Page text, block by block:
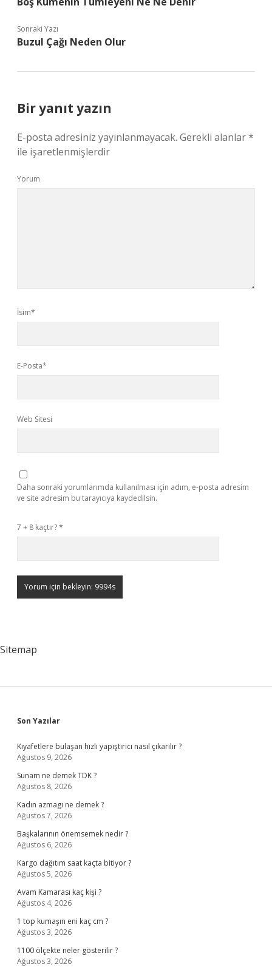
Sonraki Yazı
Buzul Çağı Neden Olur
Bir yanıt yazın
E-posta adresiniz yayınlanmayacak. Gerekli alanlar*
ile işaretlenmişlerdir
Yorum
İsim*
E-Posta*
Web Sitesi
Daha sonraki yorumlarımda kullanılması için adım, e-posta adresim
ve site adresim bu tarayıcıya kaydedilsin.
7 + 8 kaçtır?*
Sitemap
Sidebar
Son Yazılar
Kıyafetlere bulaşan hızlı yapıştırıcı nasıl çıkarılır ?
Ağustos 9, 2026
Sunam ne demek TDK ?
Ağustos 8, 2026
Kadın azmagı ne demek ?
Ağustos 7, 2026
Başkalarının önemsemek nedir ?
Ağustos 6, 2026
Kargo dağıtım saat kaçta bitiyor ?
Ağustos 5, 2026
Avam Kamarası kaç kişi ?
Ağustos 4, 2026
1 top kumaşın eni kaç cm ?
Ağustos 3, 2026
1100 ölçekte neler gösterilir ?
Ağustos 3, 2026